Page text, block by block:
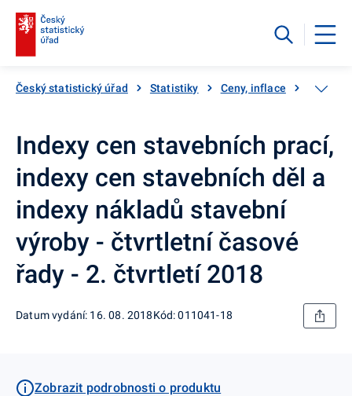
Český statistický úřad Statistiky Ceny, inflace Ceny
Indexy cen stavebních prací,
indexy cen stavebních děl a
indexy nákladů stavební
výroby - čtvrtletní časové
řady - 2. čtvrtletí 2018
Datum vydání: 16. 08. 2018Kód: 011041-18
Zobrazit podrobnosti o produktu